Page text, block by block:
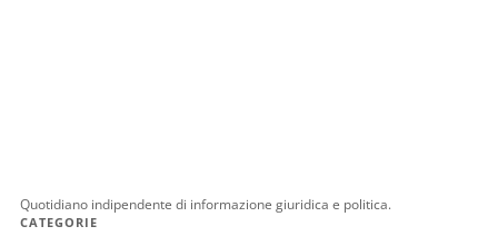
Quotidiano indipendente di informazione giuridica e politica.
CATEGORIE